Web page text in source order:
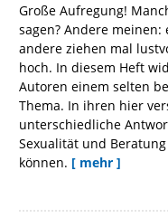
Große Aufregung!
sagen? Andere
andere ziehen mal
hoch. In diesem Heft
Autoren einem selten
Thema. In ihren hier
unterschiedliche
Sexualität und
können. [ mehr ]